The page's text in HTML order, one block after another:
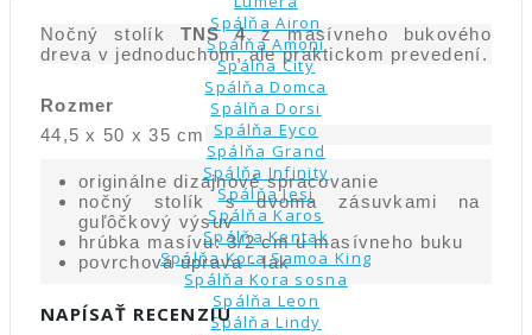
Spálňa Airon
Spálňa Amoni
Spálňa City
Spálňa Domca
Spálňa Dorsi
Spálňa Eyco
Spálňa Grand
Spálňa Infinity
Spálňa Jesi
Spálňa Karos
Spálňa Kentak
Spálňa Kora Samoa King
Spálňa Kora sosna
Spálňa Leon
Spálňa Lindy
Nočný stolík TNS 4z masívneho bukového
dreva v jednoduchom, ale praktickom prevedení.
Rozmer
44,5 x 50 x 35 cm
originálne dizajnové spracovanie
nočný stolík s dvoma zásuvkami na
guľôčkový výsuv
hrúbka masívu: 3/2 cm u masívneho buku
povrchová úprava - lak
NAPÍSAŤ RECENZIU